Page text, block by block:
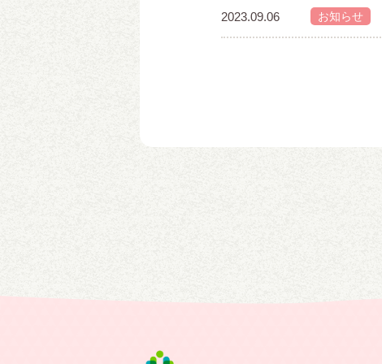
2023.09.06 お知らせ